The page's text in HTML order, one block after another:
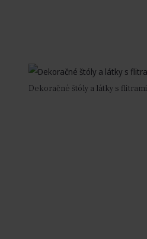
Dekoračné štóly a látky s flitrami